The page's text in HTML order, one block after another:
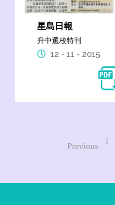
星島日報
升中選校特刊
12 - 11 - 2015
Previous 1